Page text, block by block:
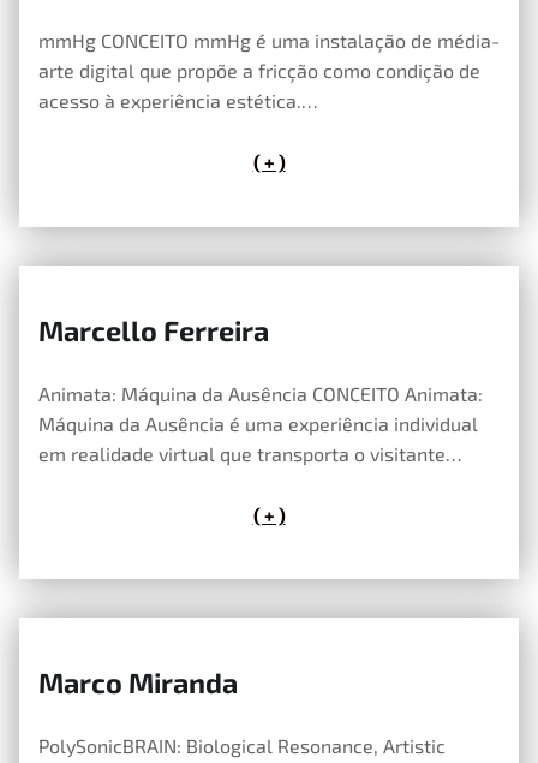
mmHg CONCEITO mmHg é uma instalação de média-
arte digital que propõe a fricção como condição de
acesso à experiência estética.…
( + )
Marcello Ferreira
Animata: Máquina da Ausência CONCEITO Animata:
Máquina da Ausência é uma experiência individual
em realidade virtual que transporta o visitante…
( + )
Marco Miranda
PolySonicBRAIN: Biological Resonance, Artistic